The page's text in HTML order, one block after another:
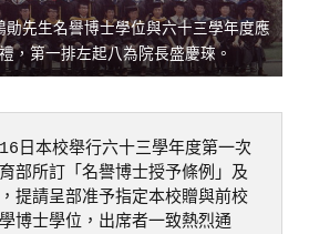
先生名譽博士學位與六十三學年度應
，第一排左起八為院長盛慶琜。
日本校舉行六十三學年度第一次
部所訂「名譽博士授予條例」及
提請呈部准予指定本校贈與前校
博士學位，出席者一致熱烈通